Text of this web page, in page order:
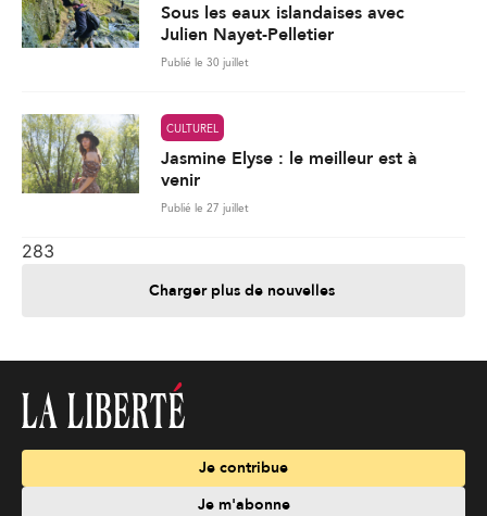
Sous les eaux islandaises avec
Julien Nayet-Pelletier
Publié le 30 juillet
CULTUREL
Jasmine Elyse : le meilleur est à
venir
Publié le 27 juillet
283
Charger plus de nouvelles
Je contribue
Je m'abonne